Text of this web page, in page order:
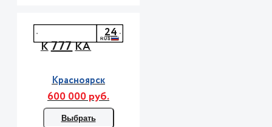
К777КА
24
Красноярск
600 000 руб.
Выбрать